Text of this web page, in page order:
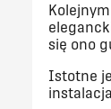
się ono
Istotne